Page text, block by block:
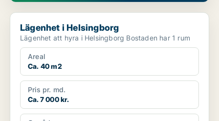
Lägenhet i Helsingborg
Lägenhet i Helsingborg
Lägenhet att hyra i Helsingborg Bostaden har 1 rum
Areal
Ca. 40 m2
Pris pr. md.
Ca. 7 000 kr.